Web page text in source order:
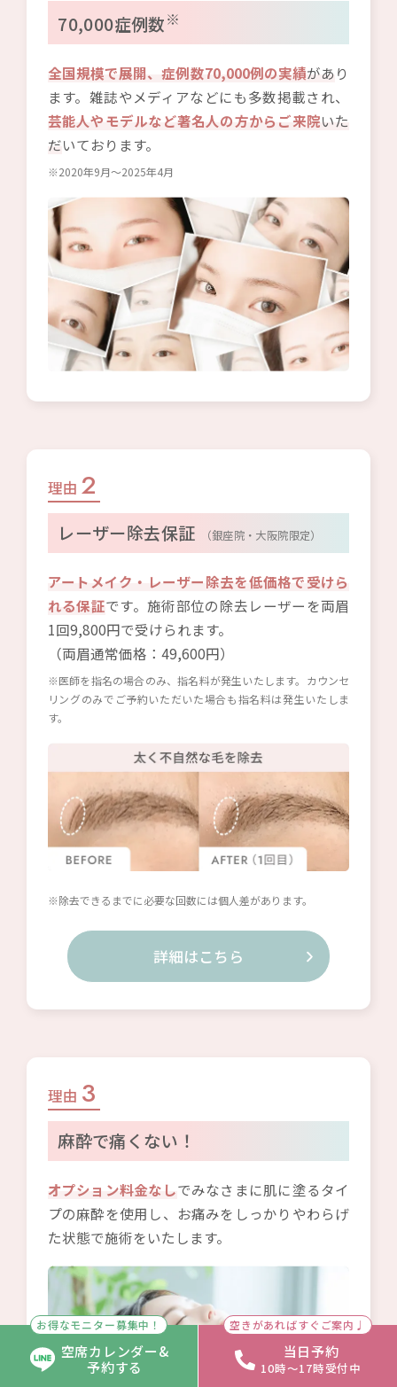
70,000症例数※
全国規模で展開、症例数70,000例の実績があり
ます。雑誌やメディアなどにも多数掲載され、
芸能人やモデルなど著名人の方からご来院いた
だいております。
※2020年9月〜2025年4月
理由 2
レーザー除去保証 （銀座院・大阪院限定）
アートメイク・レーザー除去を低価格で受けら
れる保証です。施術部位の除去レーザーを両眉
1回9,800円で受けられます。
（両眉通常価格：49,600円）
※医師を指名の場合のみ、指名料が発生いたします。カウンセ
リングのみでご予約いただいた場合も指名料は発生いたしま
す。
※除去できるまでに必要な回数には個人差があります。
詳細はこちら
理由 3
麻酔で痛くない！
オプション料金なしでみなさまに肌に塗るタイ
プの麻酔を使用し、お痛みをしっかりやわらげ
た状態で施術をいたします。
お得なモニター募集中！
空席カレンダー&
予約する
空きがあればすぐご案内♩
当日予約
10時〜17時受付中